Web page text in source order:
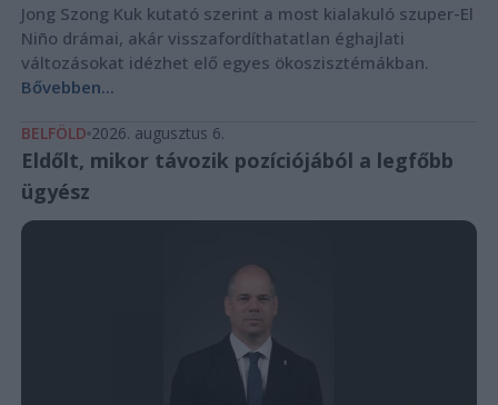
Jong Szong Kuk kutató szerint a most kialakuló szuper-El
Niño drámai, akár visszafordíthatatlan éghajlati
változásokat idézhet elő egyes ökoszisztémákban.
Bővebben...
BELFÖLD 2026. augusztus 6.
Eldőlt, mikor távozik pozíciójából a legfőbb
ügyész